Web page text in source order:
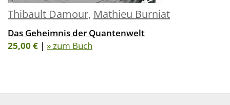
Thibault Damour, Mathieu Burniat
Das Geheimnis der Quantenwelt
25,00 € | » zum Buch